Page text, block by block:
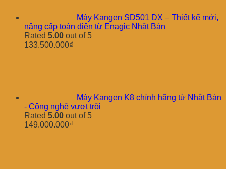
Máy Kangen SD501 DX – Thiết kế mới,
nâng cấp toàn diện từ Enagic Nhật Bản
Rated 5.00 out of 5
133.500.000₫
Máy Kangen K8 chính hãng từ Nhật Bản
- Công nghệ vượt trội
Rated 5.00 out of 5
149.000.000₫